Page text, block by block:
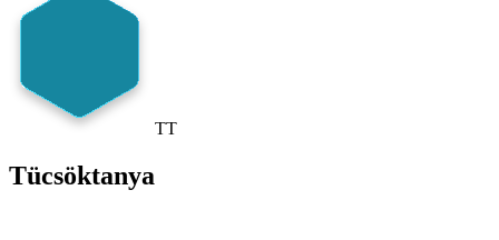
TT
Tücsöktanya